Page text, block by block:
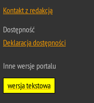
Kontakt z redakcją
Dostępność
Deklaracja dostępności
Inne wersje portalu
wersja tekstowa